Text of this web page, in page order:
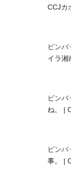
CCJカ
ピンバ
イラ湘
ピンバ
ね。 |
ピンバ
事。 |